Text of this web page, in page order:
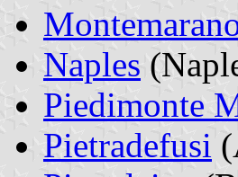
Naples
Piedimonte
Pietradefusi